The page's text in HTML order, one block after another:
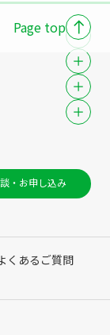
Page top
・お申し込み
くあるご質問